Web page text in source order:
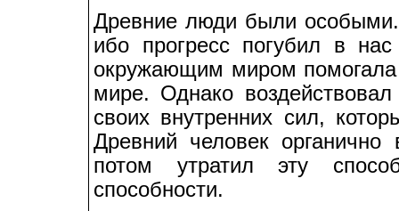
Древние люди были особыми.
ибо прогресс погубил в
окружающим миром
мире. Однако
своих внутренних сил,
Древний человек
потом утратил эту
способности.